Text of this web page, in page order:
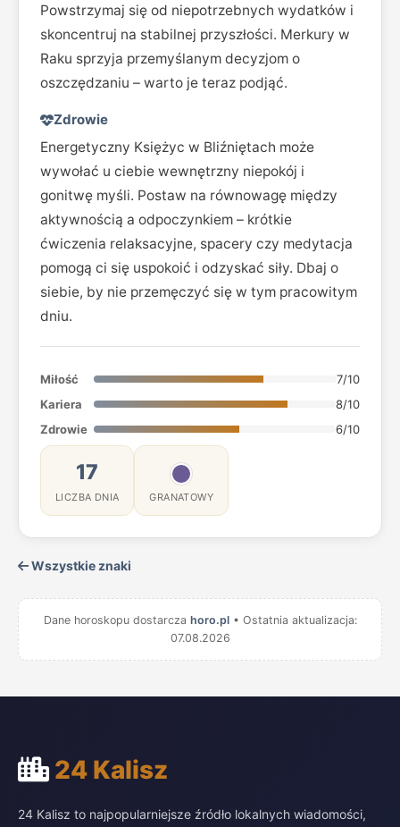
Powstrzymaj się od niepotrzebnych wydatków i
skoncentruj na stabilnej przyszłości. Merkury w
Raku sprzyja przemyślanym decyzjom o
oszczędzaniu – warto je teraz podjąć.
Zdrowie
Energetyczny Księżyc w Bliźniętach może
wywołać u ciebie wewnętrzny niepokój i
gonitwę myśli. Postaw na równowagę między
aktywnością a odpoczynkiem – krótkie
ćwiczenia relaksacyjne, spacery czy medytacja
pomogą ci się uspokoić i odzyskać siły. Dbaj o
siebie, by nie przemęczyć się w tym pracowitym
dniu.
Miłość
7/10
Kariera
8/10
Zdrowie
6/10
17
LICZBA DNIA GRANATOWY
Wszystkie znaki
Dane horoskopu dostarcza horo.pl• Ostatnia aktualizacja:
07.08.2026
24 Kalisz
24 Kalisz to najpopularniejsze źródło lokalnych wiadomości,